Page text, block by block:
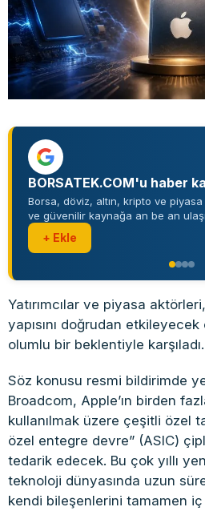
BORSATEK.COM'u haber
Borsa, döviz, altın, kripto ve
ve güvenilir kaynağa an be an
+ Ekle
Yatırımcılar ve piyasa
yapısını doğrudan
olumlu bir beklentiyle karşıladı.
Söz konusu resmi bildirimde
Broadcom, Apple’ın birden
kullanılmak üzere çeşitli özel
özel entegre devre” (ASIC)
tedarik edecek. Bu çok yıllı
teknoloji dünyasında uzun
kendi bileşenlerini tamamen